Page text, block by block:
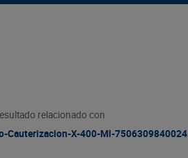
relacionado con
Cauterizacion-X-400-Ml-7506309840024